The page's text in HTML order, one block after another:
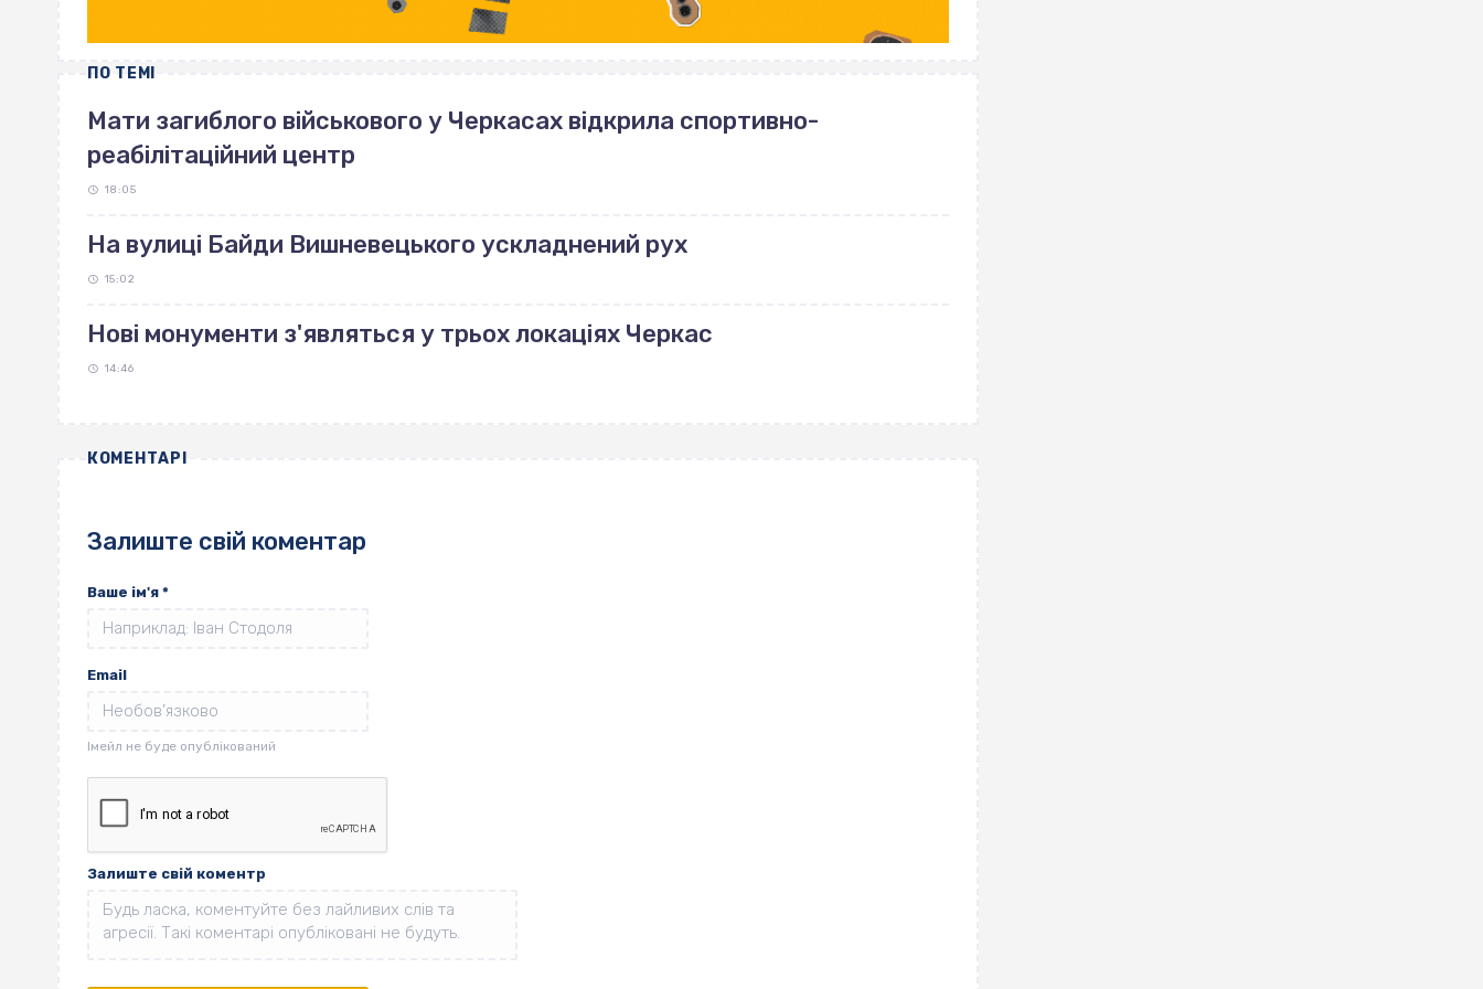
ПО ТЕМІ
Мати загиблого військового у Черкасах відкрила спортивно-
реабілітаційний центр
18:05
На вулиці Байди Вишневецького ускладнений рух
15:02
Нові монументи з'являться у трьох локаціях Черкас
14:46
КОМЕНТАРІ
Залиште свій коментар
Ваше ім'я *
Email
Залиште свій коментр